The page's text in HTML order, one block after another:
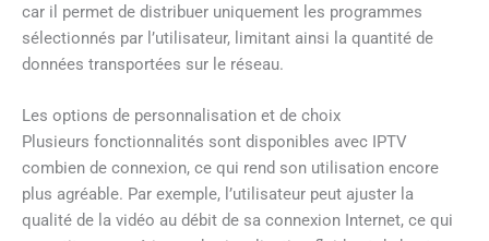
car il permet de distribuer uniquement les programmes
sélectionnés par l’utilisateur, limitant ainsi la quantité de
données transportées sur le réseau.
Les options de personnalisation et de choix
Plusieurs fonctionnalités sont disponibles avec IPTV
combien de connexion, ce qui rend son utilisation encore
plus agréable. Par exemple, l’utilisateur peut ajuster la
qualité de la vidéo au débit de sa connexion Internet, ce qui